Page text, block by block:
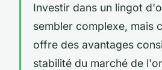
Investir dans un lingot
sembler complexe, mais
offre des avantages
stabilité du marché de